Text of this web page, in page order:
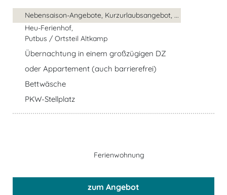
Nebensaison-Angebote, Kurzurlaubsangebot, ...
Heu-Ferienhof,
Putbus / Ortsteil Altkamp
Übernachtung in einem großzügigen DZ
oder Appartement (auch barrierefrei)
Bettwäsche
PKW-Stellplatz
Ferienwohnung
zum Angebot